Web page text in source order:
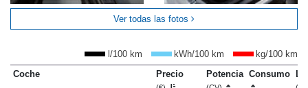
Ver todas las fotos
l/100 km kWh/100 km
kg/100 km
Coche
Precio Potencia Consumo